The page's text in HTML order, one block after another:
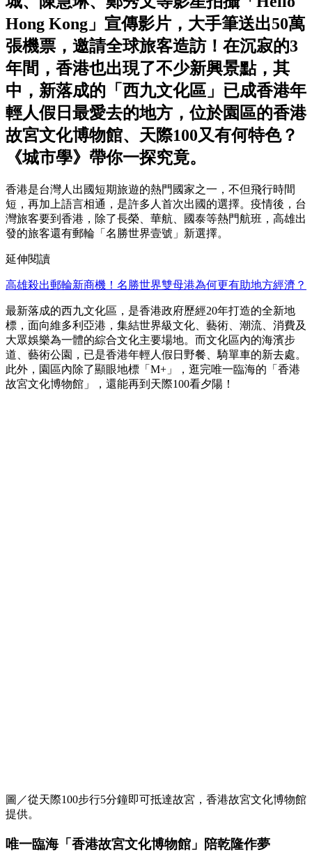
Hong Kong」宣傳影片，大手筆送出50萬
張機票，邀請全球旅客造訪！在沉寂的3
年間，香港也出現了不少新興景點，其
中，新落成的「西九文化區」已成香港年
輕人假日最愛去的地方，位於園區的香港
故宮文化博物館、天際100又有何特色？
《城市學》帶你一探究竟。
香港是台灣人出國短期旅遊的熱門國家之一，不但飛行時間
短，再加上語言相通，是許多人首次出國的選擇。疫情後，台
灣旅客要到香港，除了長榮、華航、國泰等熱門航班，高雄出
發的旅客還有郵輪「名勝世界壹號」新選擇。
延伸閱讀
高雄殺出郵輪新商機！名勝世界雙母港為何更有助地方經濟？
最新落成的西九文化區，是香港政府歷經20年打造的全新地
標，面向維多利亞港，集結世界級文化、藝術、潮流、消費及
大眾娛樂為一體的綜合文化主要場地。而文化區內的海濱步
道、藝術公園，已是香港年輕人假日野餐、騎單車的新去處。
此外，園區內除了顯眼地標「M+」，逛完唯一臨海的「香港
故宮文化博物館」，還能再到天際100看夕陽！
圖／從天際100步行5分鐘即可抵達故宮，香港故宮文化博物館
提供。
唯一臨海「香港故宮文化博物館」陪乾隆作夢